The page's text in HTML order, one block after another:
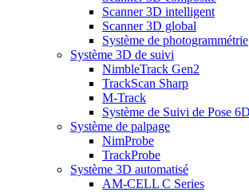
Scanner 3D intelligent
Scanner 3D global
Système de photogrammétrie
Système 3D de suivi
NimbleTrack Gen2
TrackScan Sharp
M-Track
Système de Suivi de Pose 6D
Système de palpage
NimProbe
TrackProbe
Système 3D automatisé
AM-CELL C Series